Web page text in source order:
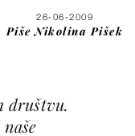
26-06-2009
Piše Nikolina Pišek
društvu.